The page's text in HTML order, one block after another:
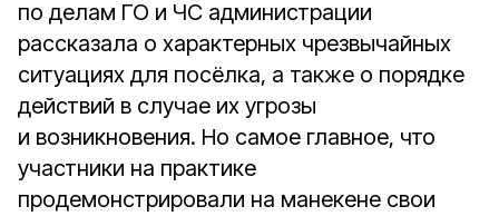
по делам ГО и ЧС администрации
рассказала о характерных чрезвычайных
ситуациях для посёлка, а также о порядке
действий в случае их угрозы
и возникновения. Но самое главное, что
участники на практике
продемонстрировали на манекене свои